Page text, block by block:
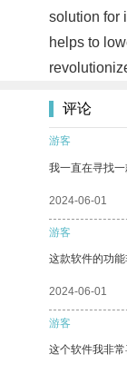
solution for
helps to
评论
游客
我一直在寻找
2024-06-01
游客
这款软件的功能
2024-06-01
游客
这个软件我非常